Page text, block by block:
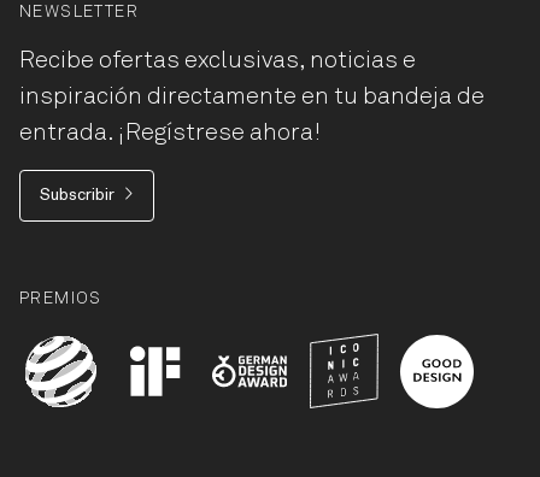
NEWSLETTER
Recibe ofertas exclusivas, noticias e
inspiración directamente en tu bandeja de
entrada. ¡Regístrese ahora!
Subscribir
PREMIOS